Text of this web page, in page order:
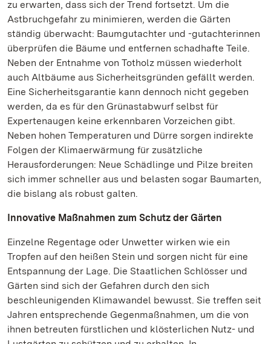
zu erwarten, dass sich der Trend fortsetzt. Um die
Astbruchgefahr zu minimieren, werden die Gärten
ständig überwacht: Baumgutachter und -gutachterinnen
überprüfen die Bäume und entfernen schadhafte Teile.
Neben der Entnahme von Totholz müssen wiederholt
auch Altbäume aus Sicherheitsgründen gefällt werden.
Eine Sicherheitsgarantie kann dennoch nicht gegeben
werden, da es für den Grünastabwurf selbst für
Expertenaugen keine erkennbaren Vorzeichen gibt.
Neben hohen Temperaturen und Dürre sorgen indirekte
Folgen der Klimaerwärmung für zusätzliche
Herausforderungen: Neue Schädlinge und Pilze breiten
sich immer schneller aus und belasten sogar Baumarten,
die bislang als robust galten.
Innovative Maßnahmen zum Schutz der Gärten
Einzelne Regentage oder Unwetter wirken wie ein
Tropfen auf den heißen Stein und sorgen nicht für eine
Entspannung der Lage. Die Staatlichen Schlösser und
Gärten sind sich der Gefahren durch den sich
beschleunigenden Klimawandel bewusst. Sie treffen seit
Jahren entsprechende Gegenmaßnahmen, um die von
ihnen betreuten fürstlichen und klösterlichen Nutz- und